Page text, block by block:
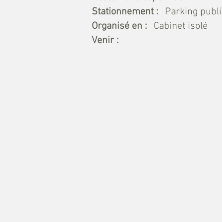
Stationnement :
Parking
Organisé en :
Venir :
Cabinet isolé